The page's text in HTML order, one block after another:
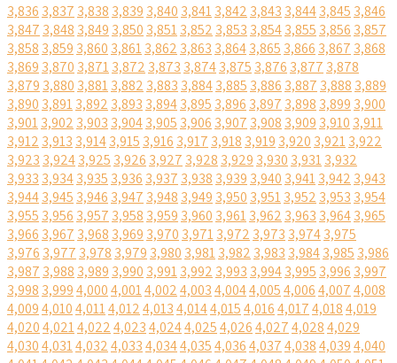
3,836 3,837 3,838 3,839 3,840 3,8413,842 3,843 3,8443,845 3,846
3,847 3,848 3,849 3,850 3,8513,852 3,853 3,8543,855 3,856 3,857
3,858 3,859 3,860 3,8613,862 3,863 3,8643,865 3,866 3,867 3,868
3,869 3,870 3,8713,872 3,873 3,8743,875 3,876 3,877 3,878
3,879 3,880 3,8813,882 3,883 3,8843,885 3,886 3,887 3,888 3,889
3,890 3,8913,892 3,893 3,8943,895 3,896 3,897 3,898 3,899 3,900
3,9013,902 3,903 3,9043,905 3,906 3,907 3,908 3,909 3,910 3,911
3,912 3,913 3,9143,915 3,916 3,917 3,918 3,919 3,920 3,9213,922
3,923 3,9243,925 3,926 3,927 3,928 3,929 3,930 3,9313,932
3,933 3,9343,935 3,936 3,937 3,938 3,939 3,940 3,9413,942 3,943
3,9443,945 3,946 3,947 3,948 3,949 3,950 3,9513,952 3,953 3,954
3,955 3,956 3,957 3,958 3,959 3,960 3,9613,962 3,963 3,9643,965
3,966 3,967 3,968 3,969 3,970 3,9713,972 3,973 3,9743,975
3,976 3,977 3,978 3,979 3,980 3,9813,982 3,983 3,9843,985 3,986
3,987 3,988 3,989 3,990 3,9913,992 3,993 3,9943,995 3,996 3,997
3,998 3,9994,0004,0014,0024,0034,0044,0054,0064,0074,008
4,0094,0104,0114,0124,0134,0144,0154,0164,0174,0184,019
4,0204,0214,0224,0234,0244,0254,0264,0274,0284,029
4,0304,0314,0324,0334,0344,0354,0364,0374,0384,0394,040